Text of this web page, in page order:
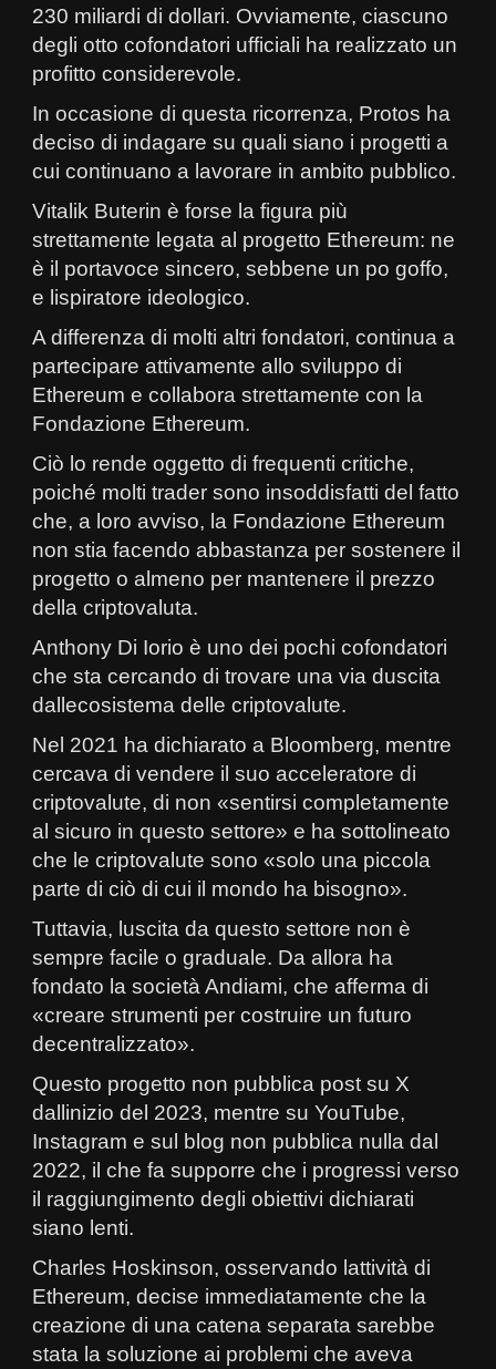
230 miliardi di dollari. Ovviamente, ciascuno
degli otto cofondatori ufficiali ha realizzato un
profitto considerevole.
In occasione di questa ricorrenza, Protos ha
deciso di indagare su quali siano i progetti a
cui continuano a lavorare in ambito pubblico.
Vitalik Buterin è forse la figura più
strettamente legata al progetto Ethereum: ne
è il portavoce sincero, sebbene un po goffo,
e lispiratore ideologico.
A differenza di molti altri fondatori, continua a
partecipare attivamente allo sviluppo di
Ethereum e collabora strettamente con la
Fondazione Ethereum.
Ciò lo rende oggetto di frequenti critiche,
poiché molti trader sono insoddisfatti del fatto
che, a loro avviso, la Fondazione Ethereum
non stia facendo abbastanza per sostenere il
progetto o almeno per mantenere il prezzo
della criptovaluta.
Anthony Di Iorio è uno dei pochi cofondatori
che sta cercando di trovare una via duscita
dallecosistema delle criptovalute.
Nel 2021 ha dichiarato a Bloomberg, mentre
cercava di vendere il suo acceleratore di
criptovalute, di non «sentirsi completamente
al sicuro in questo settore» e ha sottolineato
che le criptovalute sono «solo una piccola
parte di ciò di cui il mondo ha bisogno».
Tuttavia, luscita da questo settore non è
sempre facile o graduale. Da allora ha
fondato la società Andiami, che afferma di
«creare strumenti per costruire un futuro
decentralizzato».
Questo progetto non pubblica post su X
dallinizio del 2023, mentre su YouTube,
Instagram e sul blog non pubblica nulla dal
2022, il che fa supporre che i progressi verso
il raggiungimento degli obiettivi dichiarati
siano lenti.
Charles Hoskinson, osservando lattività di
Ethereum, decise immediatamente che la
creazione di una catena separata sarebbe
stata la soluzione ai problemi che aveva